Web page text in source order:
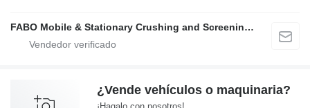
FABO Mobile & Stationary Crushing and Screening Plants | Concrete Batching Plants Manufacturer
¿Vende vehículos o maquinaria?
¡Hagalo con nosotros!